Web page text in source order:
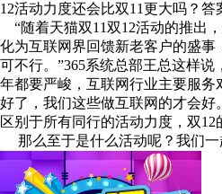
12活动力度还会比双11更大吗？答
“随着天猫双11双12活动的推出
化为互联网界回馈新老客户的盛事
可不行。”365系统总部王总这样说
年都要严峻，互联网行业主要服
好了，我们这些做互联网的才会好
区别于所有同行的活动力度，双12
那么至于是什么活动呢？我们一